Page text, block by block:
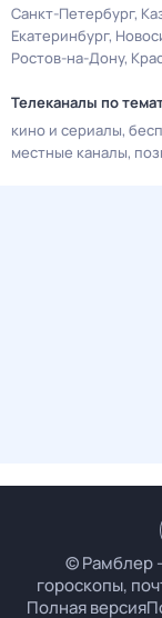
Санкт-Петербург
Екатеринбург
Ростов-на-Дону
Телеканалы по
кино и сериалы
местные каналы
© Рамблер
гороскопы,
Полная версия